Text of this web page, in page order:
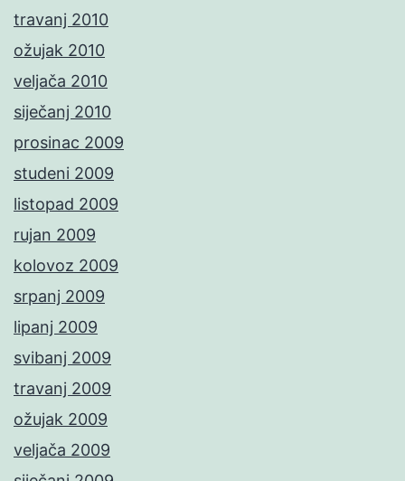
travanj 2010
ožujak 2010
veljača 2010
siječanj 2010
prosinac 2009
studeni 2009
listopad 2009
rujan 2009
kolovoz 2009
srpanj 2009
lipanj 2009
svibanj 2009
travanj 2009
ožujak 2009
veljača 2009